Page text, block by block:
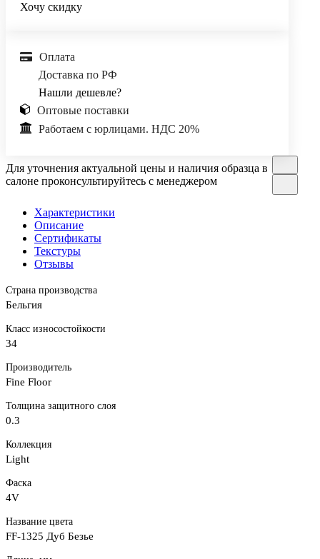
Хочу скидку
Оплата
Доставка по РФ
Нашли дешевле?
Оптовые поставки
Работаем с юрлицами. НДС 20%
Для уточнения актуальной цены и наличия образца в
салоне проконсультируйтесь с менеджером
Характеристики
Описание
Сертификаты
Текстуры
Отзывы
Страна производства
Бельгия
Класс износостойкости
34
Производитель
Fine Floor
Толщина защитного слоя
0.3
Коллекция
Light
Фаска
4V
Название цвета
FF-1325 Дуб Безье